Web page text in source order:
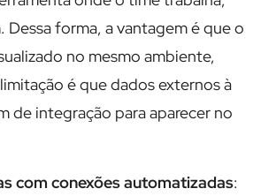
Dessa forma, a vantagem é que o
no mesmo ambiente,
é que dados externos à
de integração para aparecer no
com conexões automatizadas: